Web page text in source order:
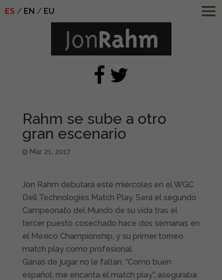
ES EN EU
Rahm se sube a otro
gran escenario
Mar 21, 2017
Jon Rahm debutará este miércoles en el WGC
Dell Technologies Match Play. Será el segundo
Campeonato del Mundo de su vida tras el
tercer puesto cosechado hace dos semanas en
el México Championship, y su primer torneo
match play como profesional.
Ganas de jugar no le faltan. “Como buen
español, me encanta el match play”, aseguraba